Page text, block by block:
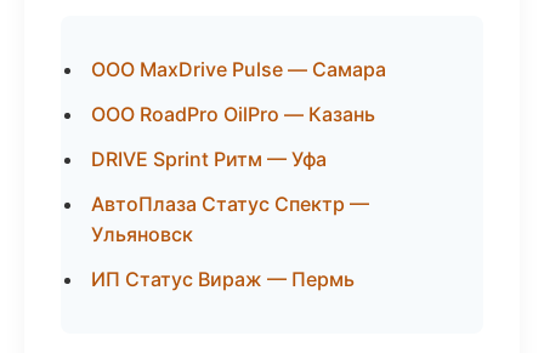
ООО MaxDrive Pulse — Самара
ООО RoadPro OilPro — Казань
DRIVE Sprint Ритм — Уфа
АвтоПлаза Статус Спектр —
Ульяновск
ИП Статус Вираж — Пермь